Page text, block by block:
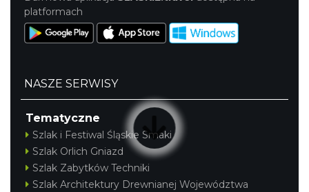
platformach
NASZE SERWISY
Tematyczne
Szlak i Festiwal Śląskie Smaki
Szlak Orlich Gniazd
Szlak Zabytków Techniki
Szlak Architektury Drewnianej Województwa